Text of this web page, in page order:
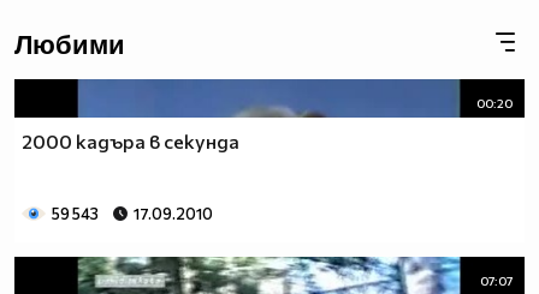
Любими
00:20
2000 кадъра в секунда
59 543 17.09.2010
07:07